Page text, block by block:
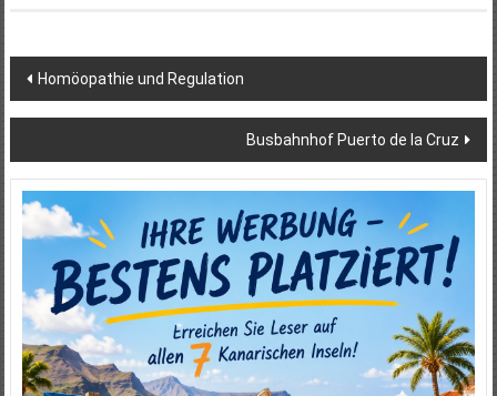
Beitragsnavigation
Homöopathie und Regulation
Busbahnhof Puerto de la Cruz